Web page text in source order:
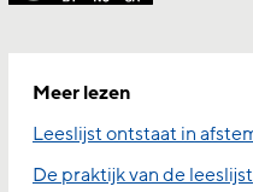
Meer lezen
Leeslijst ontstaat in
De praktijk van de leeslijst